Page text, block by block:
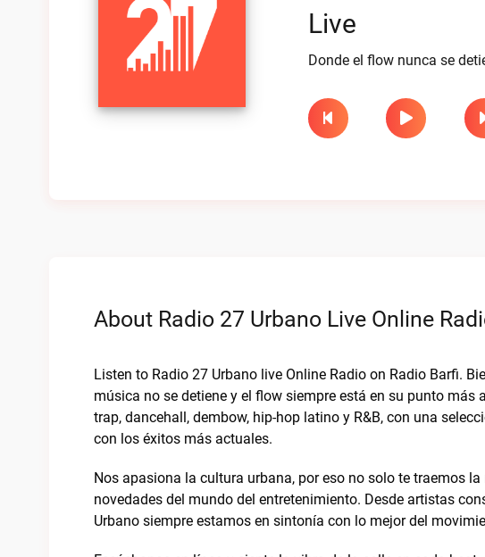
Live
Donde el flow nunca se
About Radio 27 Urbano Live Online
Listen to Radio 27 Urbano live Online Radio on Radio Barfi.
música no se detiene y el flow siempre está en su punto
trap, dancehall, dembow, hip-hop latino y R&B, con una
con los éxitos más actuales.
Nos apasiona la cultura urbana, por eso no solo te traemos
novedades del mundo del entretenimiento. Desde artistas
Urbano siempre estamos en sintonía con lo mejor del